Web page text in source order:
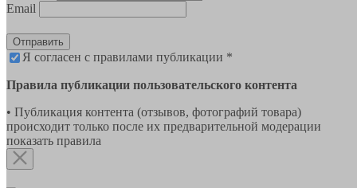
Email
Отправить
Я согласен с правилами публикации *
Правила публикации пользовательского контента
• Публикация контента (отзывов, фотографий товара)
происходит только после их предварительной модерации
показать правила